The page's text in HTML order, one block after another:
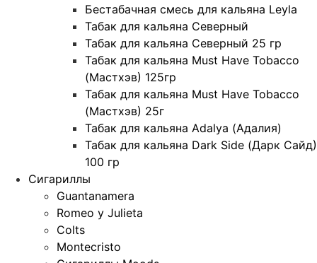
Бестабачная смесь для кальяна Leyla
Табак для кальяна Северный
Табак для кальяна Северный 25 гр
Табак для кальяна Must Have Tobacco
(Мастхэв) 125гр
Табак для кальяна Must Have Tobacco
(Мастхэв) 25г
Табак для кальяна Adalya (Адалия)
Табак для кальяна Dark Side (Дарк Сайд)
100 гр
Сигариллы
Guantanamera
Romeo y Julieta
Colts
Montecristo